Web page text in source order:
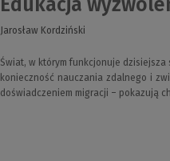
Jarosław Kordziński
Świat, w którym funkcjonuje
konieczność nauczania zdalnego i
doświadczeniem migracji – pokazują